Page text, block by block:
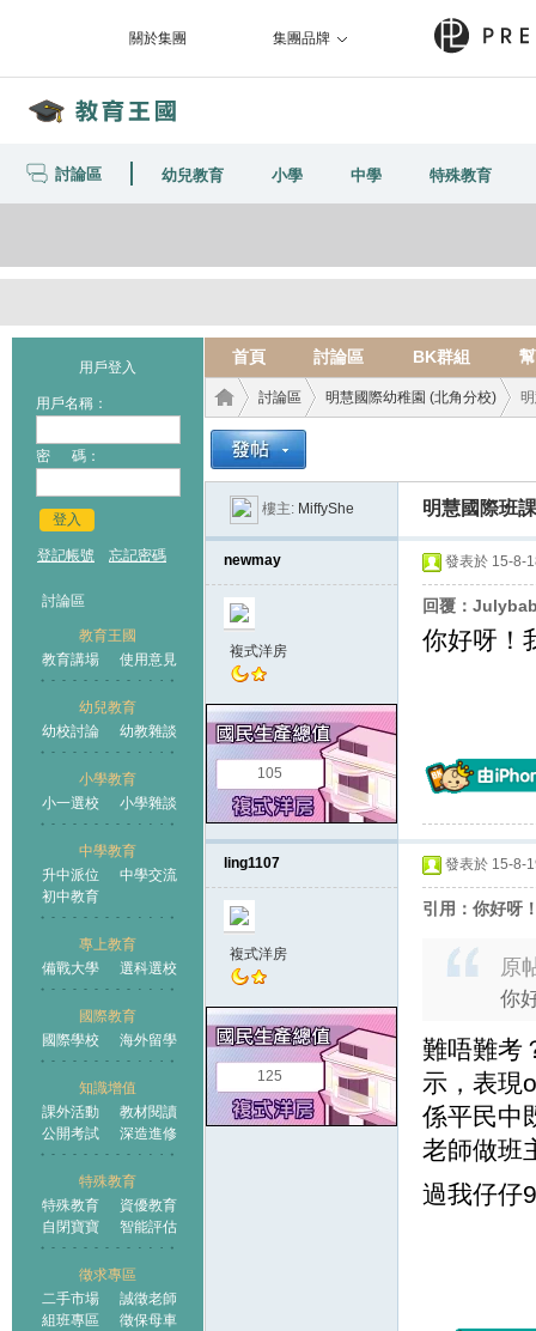
關於集團 集團品牌
討論區 幼兒教育 小學 中學 特殊教育
用戶登入
用戶名稱：
密 碼：
登入
登記帳號 忘記密碼
討論區
教育王國
教育講場
使用意見
幼兒教育
幼校討論
幼教雜談
小學教育
小一選校
小學雜談
中學教育
升中派位
中學交流
初中教育
專上教育
備戰大學
選科選校
國際教育
國際學校
海外留學
知識增值
課外活動
教材閱讀
公開考試
深造進修
特殊教育
特殊教育
資優教育
自閉寶寶
智能評估
徵求專區
二手市場
誠徵老師
組班專區
徵保母車
首頁 討論區 BK群組
教育
王國
›
討論區 明慧國際幼稚園 (北角分校)
›
樓主: MiffyShe 明慧國際班
newmay
複式洋房
105
發表於 15-8-
回覆：
你好呀！
ling1107
複式洋房
125
發表於 15-8-
引用：你好呀
原
你
難唔難考
示，表現
係平民中
老師做班
過我仔仔